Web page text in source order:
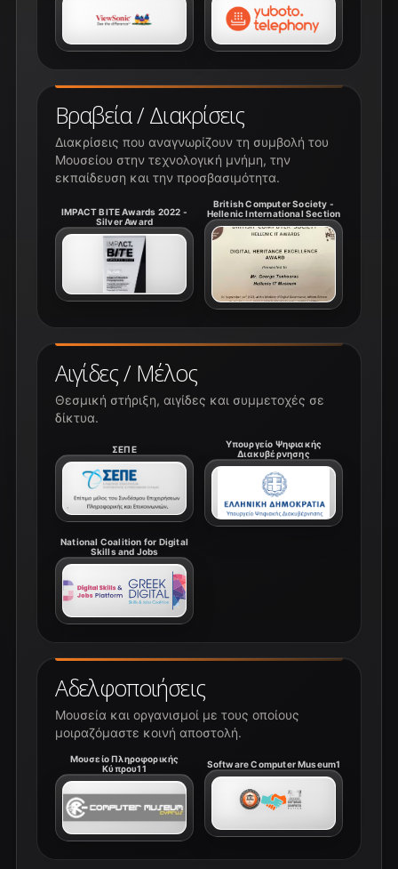
Αδελφοποιήσεις
Μουσεία και οργανισμοί με τους οποίους
μοιραζόμαστε κοινή αποστολή.
Μουσείο Πληροφορικής
Κύπρου11
Software Computer Museum1
Αιγίδες / Μέλος
Θεσμική στήριξη, αιγίδες και συμμετοχές σε
δίκτυα.
ΣΕΠΕ
Υπουργείο Ψηφιακής
Διακυβέρνησης
National Coalition for Digital
Skills and Jobs
Βραβεία / Διακρίσεις
Διακρίσεις που αναγνωρίζουν τη συμβολή του
Μουσείου στην τεχνολογική μνήμη, την
εκπαίδευση και την προσβασιμότητα.
IMPACT BITE Awards 2022 -
Silver Award
British Computer Society -
Hellenic International Section